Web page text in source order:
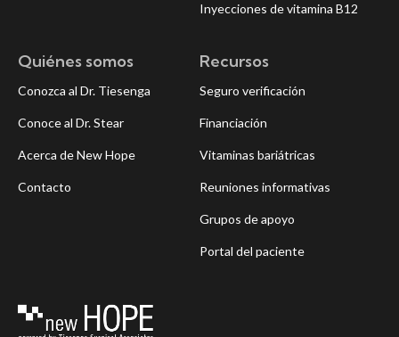
Inyecciones de vitamina B12
Recursos
Seguro verificación
Financiación
Vitaminas bariátricas
Reuniones informativas
Grupos de apoyo
Portal del paciente
Quiénes somos
Conozca al Dr. Tiesenga
Conoce al Dr. Stear
Acerca de New Hope
Contacto